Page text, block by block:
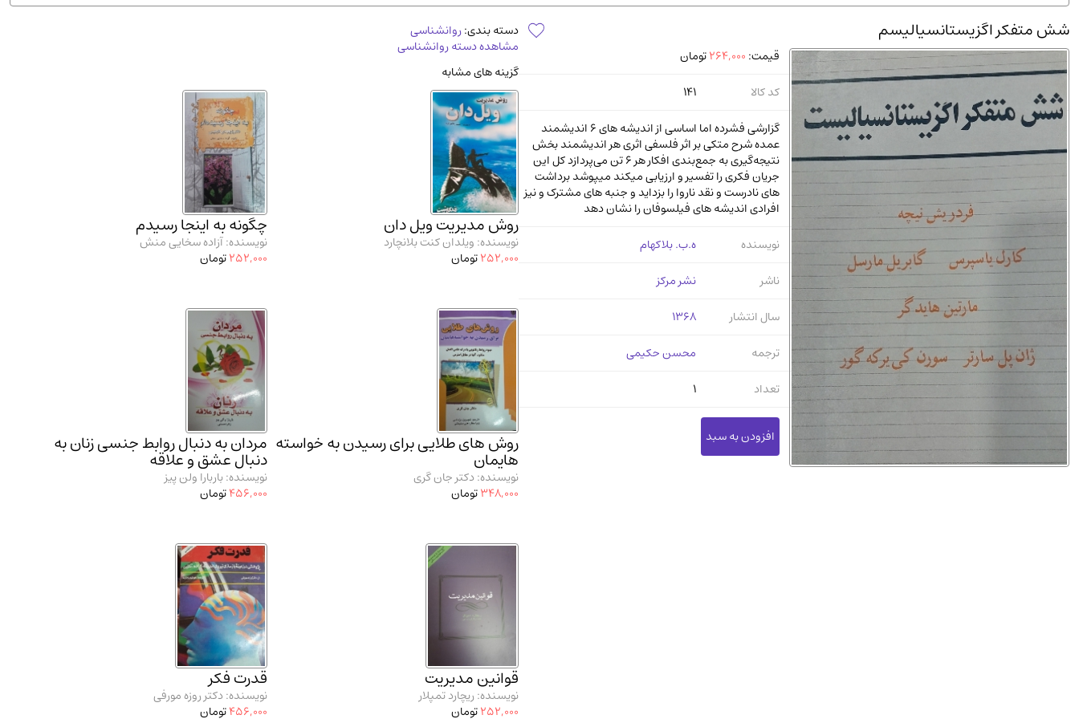
دانشگاه پیامـ نور (10)
شش متفکر اگزیستانسیالیسم
قیمت: 264,000تومان
کد کالا
141
گزارشی فشرده اما اساسی از اندیشه‌ های 6 اندیشمند
عمده شرح متکی بر اثر فلسفی اثری هر اندیشمند بخش
نتیجه‌گیری به جمع‌بندی افکار هر 6 تن می‌پردازد کل این
جریان فکری را تفسیر و ارزیابی میکند میپوشد برداشت
های نادرست و نقد ناروا را بزداید و جنبه های مشترک و نیز
افرادی اندیشه‌ های فیلسوفان را نشان دهد
نویسنده
ه.ب. بلاکهام
ناشر
نشر مرکز
سال انتشار
1368
ترجمه
محسن حکیمی
تعداد
1
دسته بندی:روانشناسی
مشاهده دسته روانشناسی
گزینه های مشابه
روش مدیریت ویل دان
نویسنده: ویلدان کنت بلانچارد
252,000تومان
چگونه به اینجا رسیدم
نویسنده: آزاده سخایی منش
252,000تومان
روش های طلایی برای رسیدن به خواسته
هایمان
نویسنده: دکتر جان گری
348,000تومان
مردان به دنبال روابط جنسی زنان به
دنبال عشق و علاقه
نویسنده: باربارا ولن پیز
456,000تومان
قوانین مدیریت
نویسنده: ریچارد تمپلار
252,000تومان
قدرت فکر
نویسنده: دکتر روزه مورفی
456,000تومان